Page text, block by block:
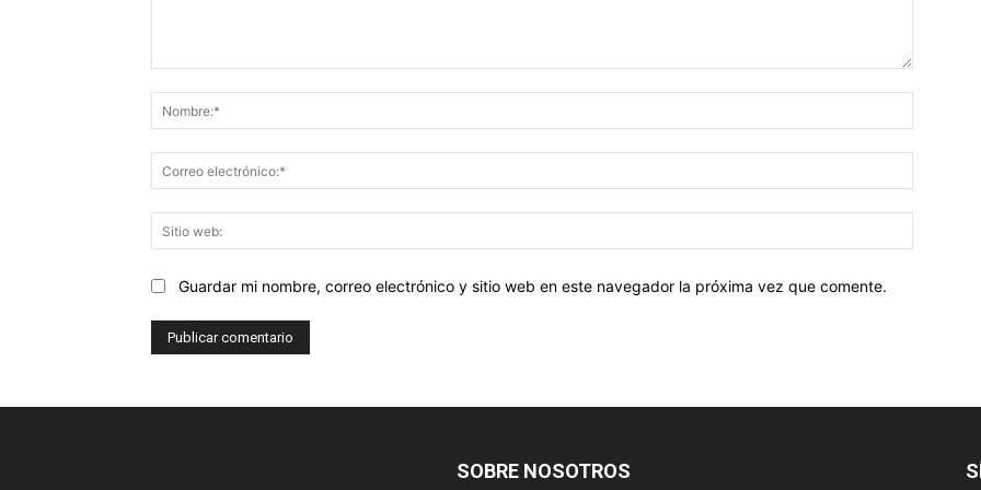
web:
Guardar mi nombre, correo electrónico y sitio web en este navegador la próxima vez que comente.
SOBRE NOSOTROS